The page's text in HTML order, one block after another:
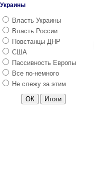
Украины
Власть Украины
Власть России
Повстанцы ДНР
США
Пассивность Европы
Все по-немного
Не слежу за этим